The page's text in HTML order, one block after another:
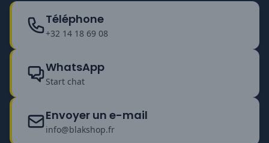
Téléphone
+32 14 18 69 08
WhatsApp
Start chat
Envoyer un e-mail
info@blakshop.fr